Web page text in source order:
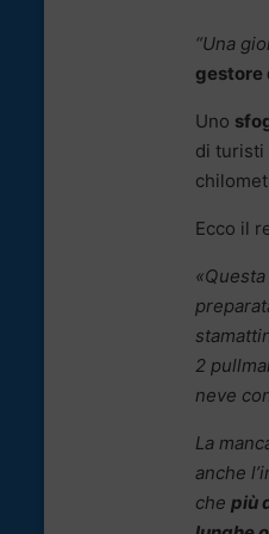
“Una
gestore
Uno
di turisti
Ecco il
2
neve
La
anche
che più